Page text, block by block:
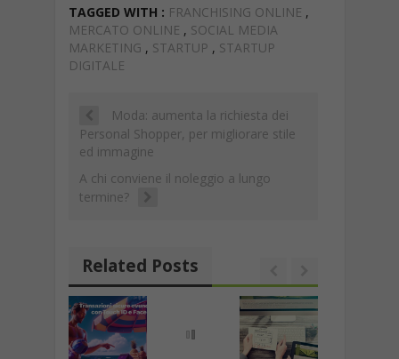
o
o
A
p
a
m
dI
n
l y
Li
k
di
vi
TAGGED WITH : FRANCHISING ONLINE ,
MERCATO ONLINE , SOCIAL MEDIA
MARKETING , STARTUP , STARTUP
DIGITALE
Moda: aumenta la richiesta dei
Personal Shopper, per migliorare stile
ed immagine
A chi conviene il noleggio a lungo
termine?
Related Posts